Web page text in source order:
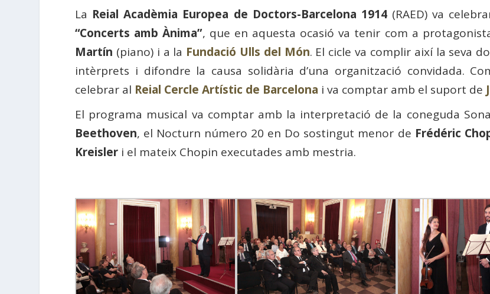
La Reial Acadèmia Europea de Doctors-Barcelona 1914(RAED) va
“Concerts amb Ànima”, que en aquesta ocasió va tenir com a
Martín (piano) i a la Fundació Ulls del Món. El cicle va complir així la seva
intèrprets i difondre la causa solidària d’una organització convidada.
celebrar al Reial Cercle Artístic de Barcelona i va comptar amb el suport de
El programa musical va comptar amb la interpretació de la coneguda
Beethoven, el Nocturn número 20 en Do sostingut menor de Frédéric
Kreisler i el mateix Chopin executades amb mestria.